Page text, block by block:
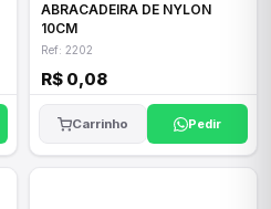
ABRACADEIRA DE NYLON
10CM
Ref: 2202
R$ 0,08
Carrinho Pedir